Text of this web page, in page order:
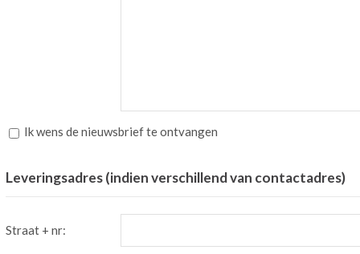
Ik wens de nieuwsbrief te ontvangen
Leveringsadres (indien verschillend van contactadres)
Straat + nr: